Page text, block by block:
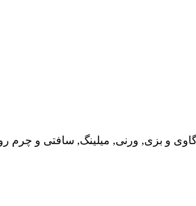
و بزی, ورنی, میلینگ, سافتی و چرم